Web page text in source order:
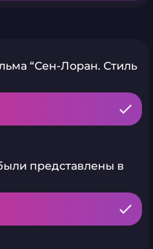
“Сен-Лоран. Стиль
представлены в